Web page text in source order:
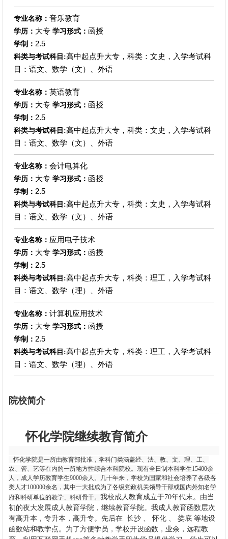
专业名称： 音乐教育
学历： 大专 学习形式： 函授
学制： 2.5
科类与考试科目:高中起点升大专，科类：文史，入学考试科
目：语文、数学（文）、外语
专业名称： 英语教育
学历： 大专 学习形式： 函授
学制： 2.5
科类与考试科目:高中起点升大专，科类：文史，入学考试科
目：语文、数学（文）、外语
专业名称： 会计电算化
学历： 大专 学习形式： 函授
学制： 2.5
科类与考试科目:高中起点升大专，科类：文史，入学考试科
目：语文、数学（文）、外语
专业名称： 应用电子技术
学历： 大专 学习形式： 函授
学制： 2.5
科类与考试科目:高中起点升大专，科类：理工，入学考试科
目：语文、数学（理）、外语
专业名称： 计算机应用技术
学历： 大专 学习形式： 函授
学制： 2.5
科类与考试科目:高中起点升大专，科类：理工，入学考试科
目：语文、数学（理）、外语
院校简介
怀化学院继续教育简介
怀化学院是一所由教育部批准，学科门类涵盖经、法、教、文、理、工、
农、管、艺等在内的一所地方性综合本科院校。现有全日制本科学生15400余
人，成人学历教育学生9000余人。几十年来，学校为国家和社会培养了各级各
类人才100000余名，其中一大批成为了各级党政机关领导干部或国内外知名学
府和科研单位的教学、科研骨干。 我校成人教育成立于70年代末。由当
初的夜大发展成人教育学院，继续教育学院。我成人教育函数层次
有高升本，专升本，高升专。先后在 长沙 、 怀化 、 娄底 等地设
函数站和教学点。为了方便学员，学校开设函数，业余，远程教